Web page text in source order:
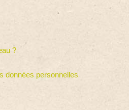
?
données personnelles